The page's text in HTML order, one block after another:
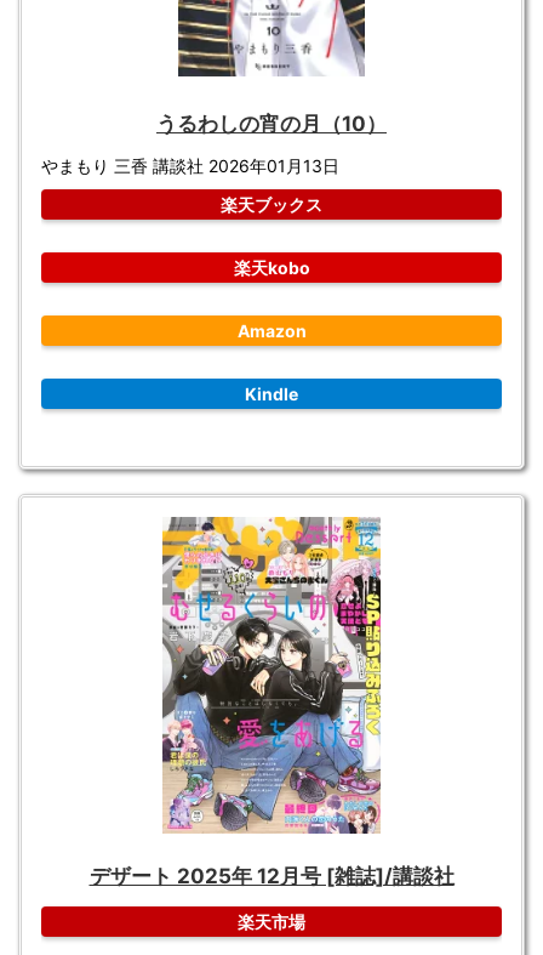
うるわしの宵の月（10）
やまもり 三香 講談社 2026年01月13日
楽天ブックス
楽天kobo
Amazon
Kindle
デザート 2025年 12月号 [雑誌]/講談社
楽天市場